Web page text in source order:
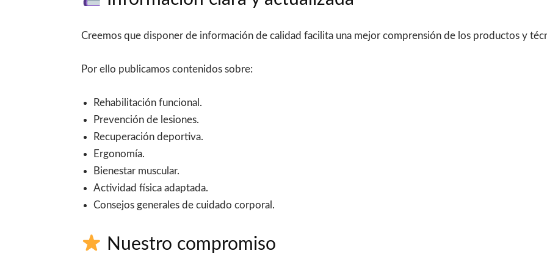
Creemos que disponer de información de calidad facilita una mejor comprensión de los productos y
Por ello publicamos contenidos sobre:
Rehabilitación funcional.
Prevención de lesiones.
Recuperación deportiva.
Ergonomía.
Bienestar muscular.
Actividad física adaptada.
Consejos generales de cuidado corporal.
Nuestro compromiso